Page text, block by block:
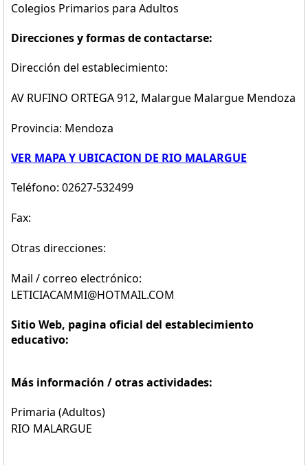
Colegios Primarios para Adultos
Direcciones y formas de contactarse:
Dirección del establecimiento:
AV RUFINO ORTEGA 912, Malargue Malargue Mendoza
Provincia: Mendoza
VER MAPA Y UBICACION DE RIO MALARGUE
Teléfono: 02627-532499
Fax:
Otras direcciones:
Mail / correo electrónico:
LETICIACAMMI@HOTMAIL.COM
Sitio Web, pagina oficial del establecimiento
educativo:
Más información / otras actividades:
Primaria (Adultos)
RIO MALARGUE